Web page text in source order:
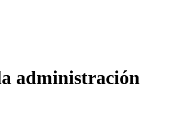
administración